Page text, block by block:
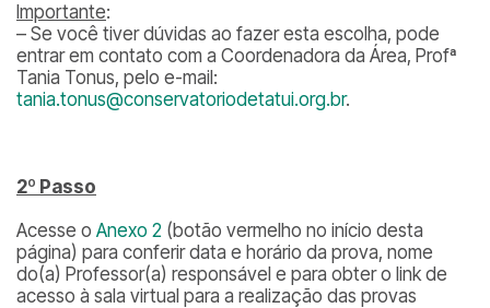
Importante:
– Se você tiver dúvidas ao fazer esta escolha, pode
entrar em contato com a Coordenadora da Área, Profª
Tania Tonus, pelo e-mail:
tania.tonus@conservatoriodetatui.org.br.
2º Passo
Acesse o Anexo 2 (botão vermelho no início desta
página) para conferir data e horário da prova, nome
do(a) Professor(a) responsável e para obter o link de
acesso à sala virtual para a realização das provas